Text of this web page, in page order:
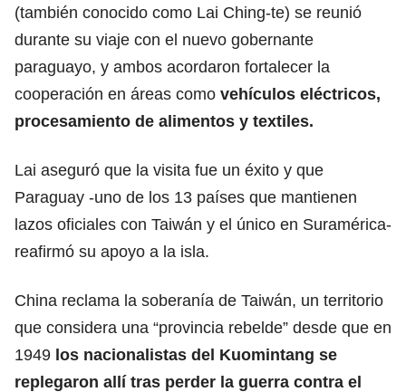
(también conocido como Lai Ching-te) se reunió
durante su viaje con el nuevo gobernante
paraguayo, y ambos acordaron fortalecer la
cooperación en áreas como vehículos eléctricos,
procesamiento de alimentos y textiles.
Lai aseguró que la visita fue un éxito y que
Paraguay -uno de los 13 países que mantienen
lazos oficiales con Taiwán y el único en Suramérica-
reafirmó su apoyo a la isla.
China reclama la soberanía de Taiwán, un territorio
que considera una “provincia rebelde” desde que en
1949 los nacionalistas del Kuomintang se
replegaron allí tras perder la guerra contra el